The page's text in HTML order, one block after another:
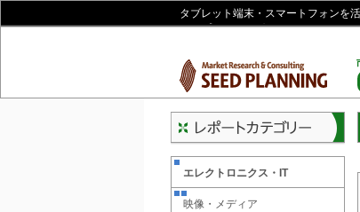
タブレット端末・スマートフォンを
ド・プランニング オンラインショッ
エレクトロニクス・IT
映像・メディア